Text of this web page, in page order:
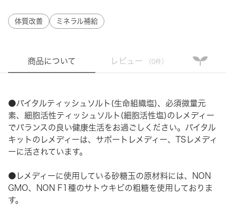
体質改善 ミネラル補給
商品について レビュー （0件）
●バイタルティッシュソルト(生命組織塩)、必須微量元
素、細胞活性ティッシュソルト(細胞活性塩)のレメディー
でバランスの良い健康生活をお過ごしください。バイタル
キットのレメディーは、サポートレメディー、TSレメディ
ーに活されています。
●レメディーに使用している砂糖玉の原材料には、NON
GMO、NON F1種のサトウキビの粗糖を使用しておりま
す。